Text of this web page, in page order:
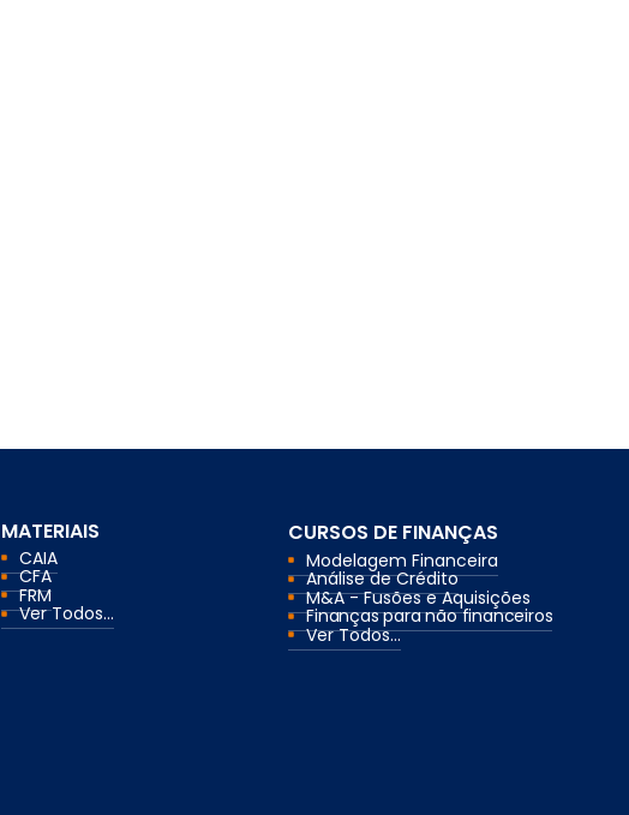
MATERIAIS
CAIA
CFA
FRM
Ver Todos...
CURSOS DE FINANÇAS
Modelagem Financeira
Análise de Crédito
M&A - Fusões e Aquisições
Finanças para não financeiros
Ver Todos...